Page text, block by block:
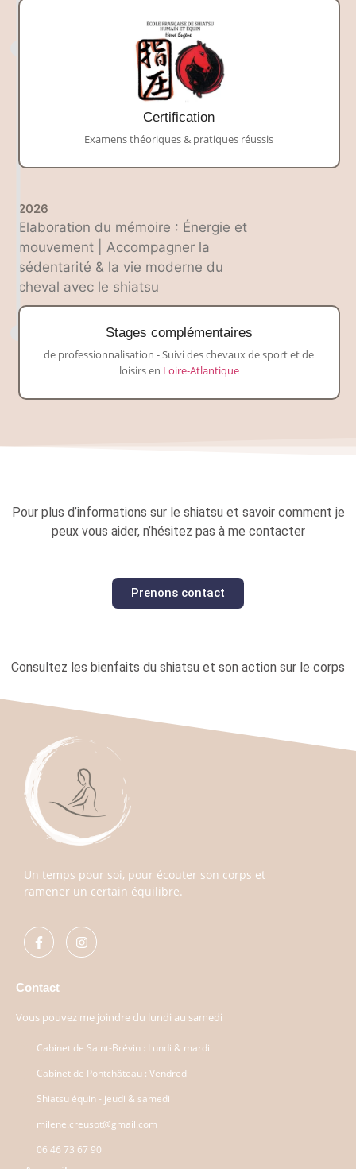
Certification
Examens théoriques & pratiques réussis
2026
Elaboration du mémoire : Énergie et
mouvement | Accompagner la
sédentarité & la vie moderne du
cheval avec le shiatsu
Stages complémentaires
de professionnalisation - Suivi des chevaux de sport et de
loisirs en Loire-Atlantique
Pour plus d’informations sur le shiatsu et savoir comment je
peux vous aider, n’hésitez pas à me contacter
Prenons contact
Consultez les bienfaits du shiatsu et son action sur le corps
Un temps pour soi, pour écouter son corps et
ramener un certain équilibre.
Contact
Vous pouvez me joindre du lundi au samedi
Cabinet de Saint-Brévin : Lundi & mardi
Cabinet de Pontchâteau : Vendredi
Shiatsu équin - jeudi & samedi
milene.creusot@gmail.com​
06 46 73 67 90​